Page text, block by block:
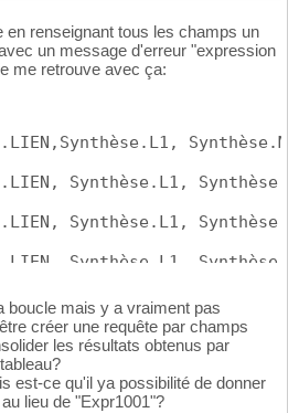
renseignant tous les champs un
un message d'erreur "expression
me retrouve avec ça:
Synthèse.L1,
Synthèse.L1,
Synthèse.L1,
boucle mais y a vraiment pas
créer une requête par champs
les résultats obtenus par
est-ce qu'il ya possibilité de donner
lieu de "Expr1001"?